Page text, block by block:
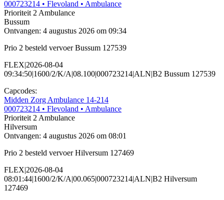
000723214 • Flevoland • Ambulance
Prioriteit 2 Ambulance
Bussum
Ontvangen: 4 augustus 2026 om 09:34
Prio 2 besteld vervoer Bussum 127539
FLEX|2026-08-04
09:34:50|1600/2/K/A|08.100|000723214|ALN|B2 Bussum 127539
Capcodes:
Midden Zorg Ambulance 14-214
000723214 • Flevoland • Ambulance
Prioriteit 2 Ambulance
Hilversum
Ontvangen: 4 augustus 2026 om 08:01
Prio 2 besteld vervoer Hilversum 127469
FLEX|2026-08-04
08:01:44|1600/2/K/A|00.065|000723214|ALN|B2 Hilversum
127469